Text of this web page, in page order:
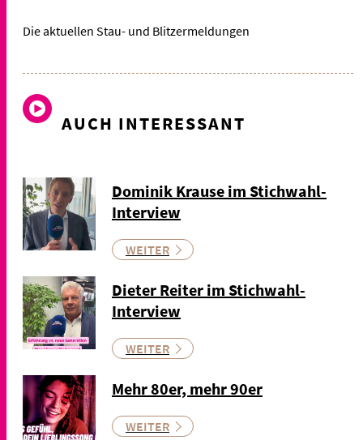
Die aktuellen Stau- und Blitzermeldungen
AUCH INTERESSANT
Dominik Krause im Stichwahl-
Interview
WEITER
Dieter Reiter im Stichwahl-
Interview
WEITER
Mehr 80er, mehr 90er
WEITER